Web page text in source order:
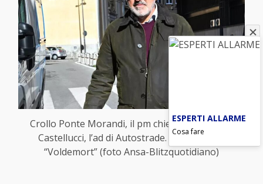
Crollo Ponte Morandi, il pm chiede 18 anni per
Castellucci, l’ad di Autostrade. Ribattezzato
“Voldemort” (foto Ansa-Blitzquotidiano)
ESPERTI ALLARME
Cosa fare